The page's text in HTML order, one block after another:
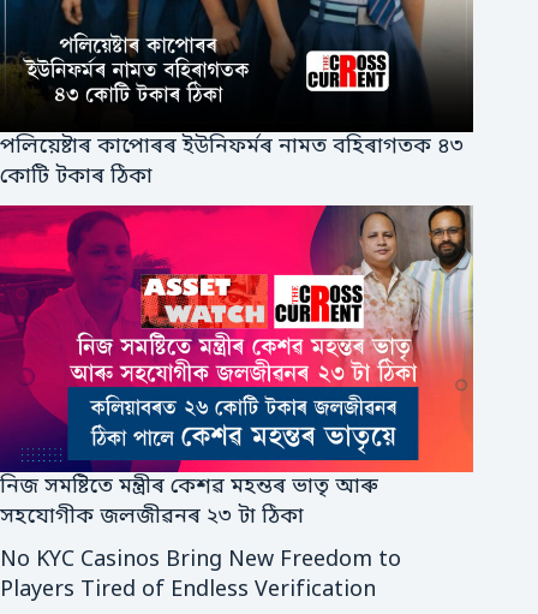
পলিয়েষ্টাৰ কাপোৰৰ ইউনিফর্মৰ নামত বহিৰাগতক ৪৩
কোটি টকাৰ ঠিকা
নিজ সমষ্টিতে মন্ত্ৰীৰ কেশৱ মহন্তৰ ভাতৃ আৰু
সহযোগীক জলজীৱনৰ ২৩ টা ঠিকা
No KYC Casinos Bring New Freedom to
Players Tired of Endless Verification